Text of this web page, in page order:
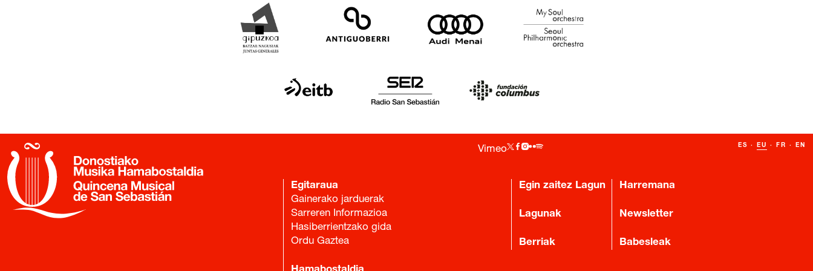
Vimeo ES · EU · FR · EN
Egitaraua
Gainerako jarduerak
Sarreren Informazioa
Hasiberrientzako gida
Ordu Gaztea
Egin zaitez Lagun
Lagunak
Berriak
Harremana
Newsletter
Babesleak